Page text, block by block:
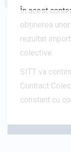
În acest
obținerea
rezultat
colective.
SITT va
Contract
constant cu